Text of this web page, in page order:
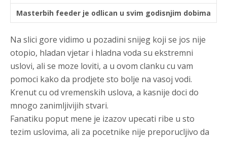
Masterbih feeder je odlican u svim godisnjim dobima
Na slici gore vidimo u pozadini snijeg koji se jos nije
otopio, hladan vjetar i hladna voda su ekstremni
uslovi, ali se moze loviti, a u ovom clanku cu vam
pomoci kako da prodjete sto bolje na vasoj vodi.
Krenut cu od vremenskih uslova, a kasnije doci do
mnogo zanimljivijih stvari.
Fanatiku poput mene je izazov upecati ribe u sto
tezim uslovima, ali za pocetnike nije preporucljivo da